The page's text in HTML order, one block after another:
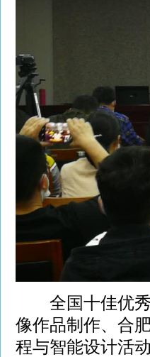
全国十佳优秀
像作品制作、合
程与智能设计活